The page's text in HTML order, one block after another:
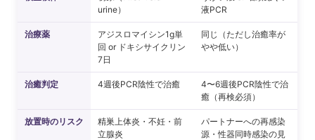
urine）
液PCR
治療薬
アジスロマイシン1g単
回 or ドキシサイクリン
7日
同じ（ただし治癒率が
やや低い）
治癒判定 4週後PCR陰性で治癒
4〜6週後PCR陰性で治
癒（再検必須）
放置時のリスク
精巣上体炎・不妊・前
立腺炎
パートナーへの再感染
源・性器同時感染の見